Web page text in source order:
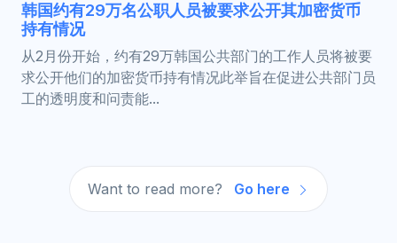
韩国约有29万名公职人员被要求公开其加密货币
持有情况
从2月份开始，约有29万韩国公共部门的工作人员将被要
求公开他们的加密货币持有情况此举旨在促进公共部门员
工的透明度和问责能...
Want to read more? Go here